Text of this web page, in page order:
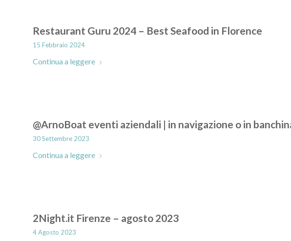
Restaurant Guru 2024 – Best Seafood in Florence
15 Febbraio 2024
Continua a leggere
@ArnoBoat eventi aziendali | in navigazione o in
30 Settembre 2023
Continua a leggere
2Night.it Firenze – agosto 2023
4 Agosto 2023